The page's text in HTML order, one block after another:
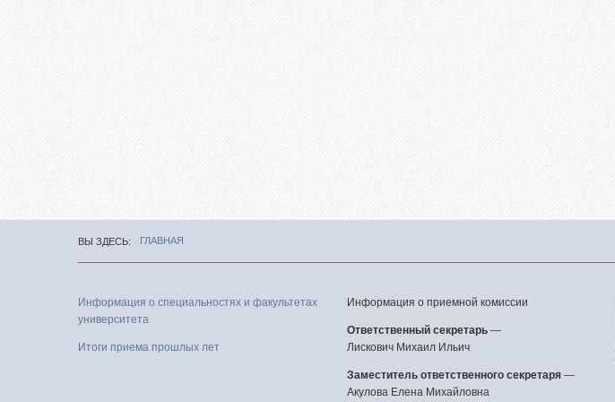
подготовки
тестирование
мероприятия 2023/2024
ВЫ ЗДЕСЬ ГЛАВНАЯ
Информация о специальностях и факультетах
университета
Итоги приема прошлых лет
Информация о приемной комиссии
Ответственный секретарь —
Лискович Михаил Ильич
Заместитель ответственного секретаря —
Акулова Елена Михайловна